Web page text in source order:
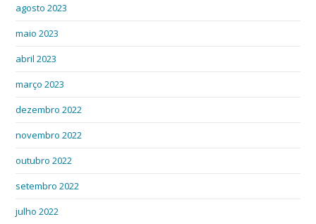
agosto 2023
maio 2023
abril 2023
março 2023
dezembro 2022
novembro 2022
outubro 2022
setembro 2022
julho 2022